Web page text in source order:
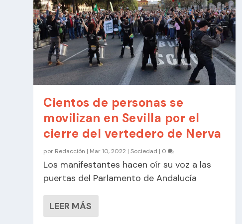
Cientos de personas se
movilizan en Sevilla por el
cierre del vertedero de Nerva
por Redacción | Mar 10, 2022 |Sociedad | 0
Los manifestantes hacen oír su voz a las
puertas del Parlamento de Andalucía
LEER MÁS